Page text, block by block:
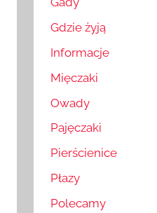
Gdzie żyją
Informacje
Mięczaki
Owady
Pajęczaki
Pierścienice
Płazy
Polecamy